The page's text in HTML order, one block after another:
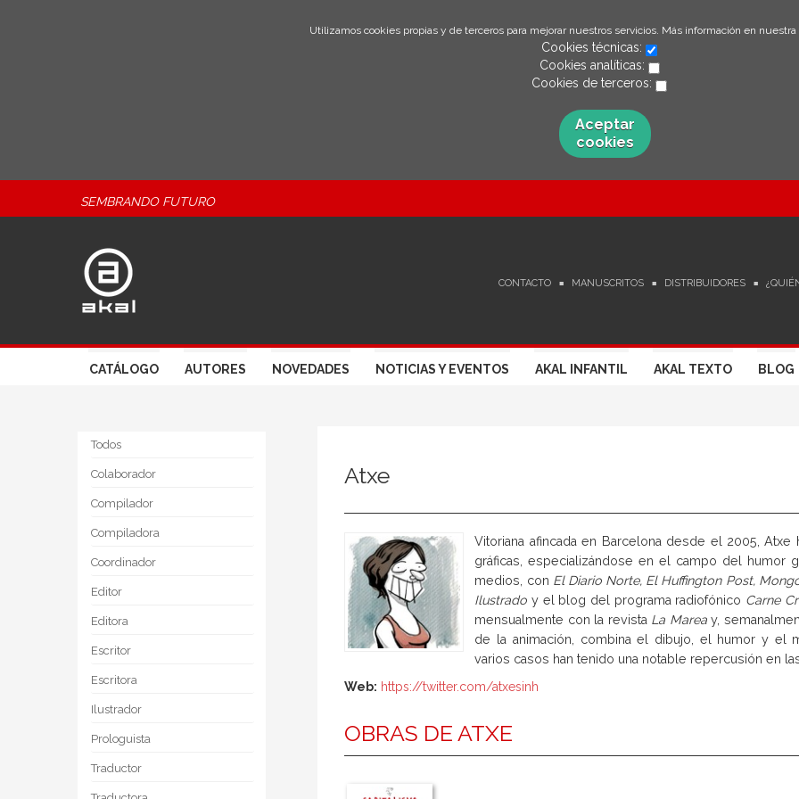
Utilizamos cookies propias y de terceros para mejorar nuestros servicios. Más información en nuestra
Cookies técnicas:
Cookies analíticas:
Cookies de terceros:
Aceptar
cookies
SEMBRANDO FUTURO
CONTACTO MANUSCRITOS DISTRIBUIDORES
CATÁLOGO AUTORES NOVEDADES NOTICIAS Y EVENTOS AKAL INFANTIL AKAL TEXTO BLOG
Todos
Colaborador
Compilador
Compiladora
Coordinador
Editor
Editora
Escritor
Escritora
Ilustrador
Prologuista
Traductor
Atxe
Vitoriana afincada en Barcelona desde el 2005,
gráficas, especializándose en el campo del humor
medios, con El Diario Norte, El Huffington Post,
Ilustrado y el blog del programa radiofónico Carne
mensualmente con la revista La Mareay,
de la animación, combina el dibujo, el humor y el
varios casos han tenido una notable repercusión en
Web: https://twitter.com/atxesinh
OBRAS DE ATXE